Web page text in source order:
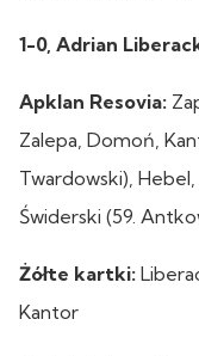
1-0, Adrian
Apklan Resovia:
Zalepa, Domoń,
Twardowski), Hebel,
Świderski (59.
Żółte kartki:
Kantor